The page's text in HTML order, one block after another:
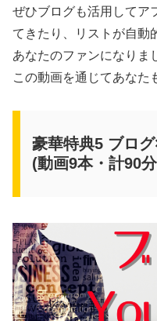
ぜひブログも活用してア
てきたり、リストが自動
あなたのファンになりま
この動画を通じてあなた
豪華特典5 ブロ
(動画9本・計90